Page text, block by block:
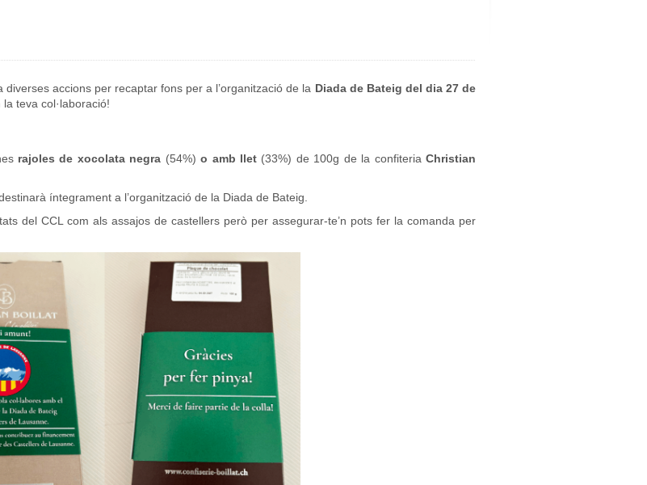
accions per recaptar fons per a l’organització de la Diada de Bateig del dia 27 de
la teva col·laboració!
rajoles de xocolata negra (54%)o amb llet (33%) de 100g de la confiteriaChristian
íntegrament a l’organització de la Diada de Bateig.
del CCL com als assajos de castellers però per assegurar-te’n pots fer la comanda per